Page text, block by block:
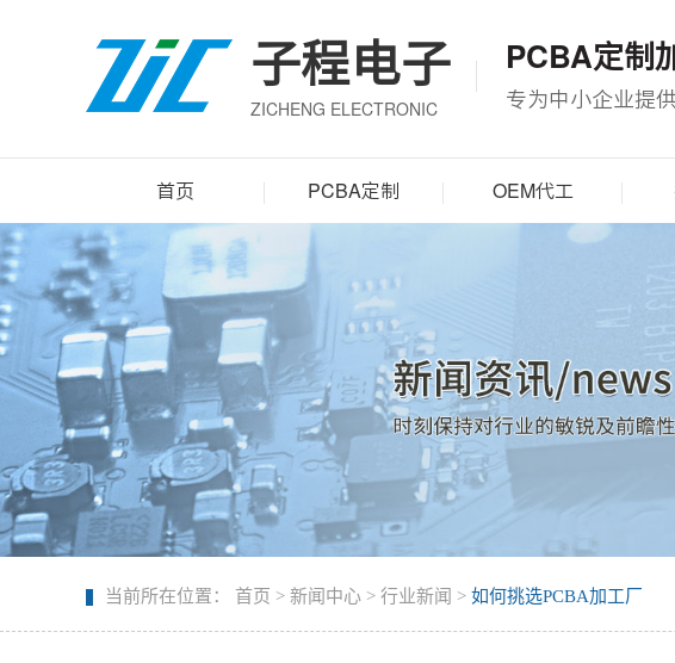
子程电子
ZICHENG ELECTRONIC
PCBA定制
专为中小企业提
首页 PCBA定制 OEM代工
当前所在位置： 首页 > 新闻中心 > 行业新闻 > 如何挑选PCBA加工厂